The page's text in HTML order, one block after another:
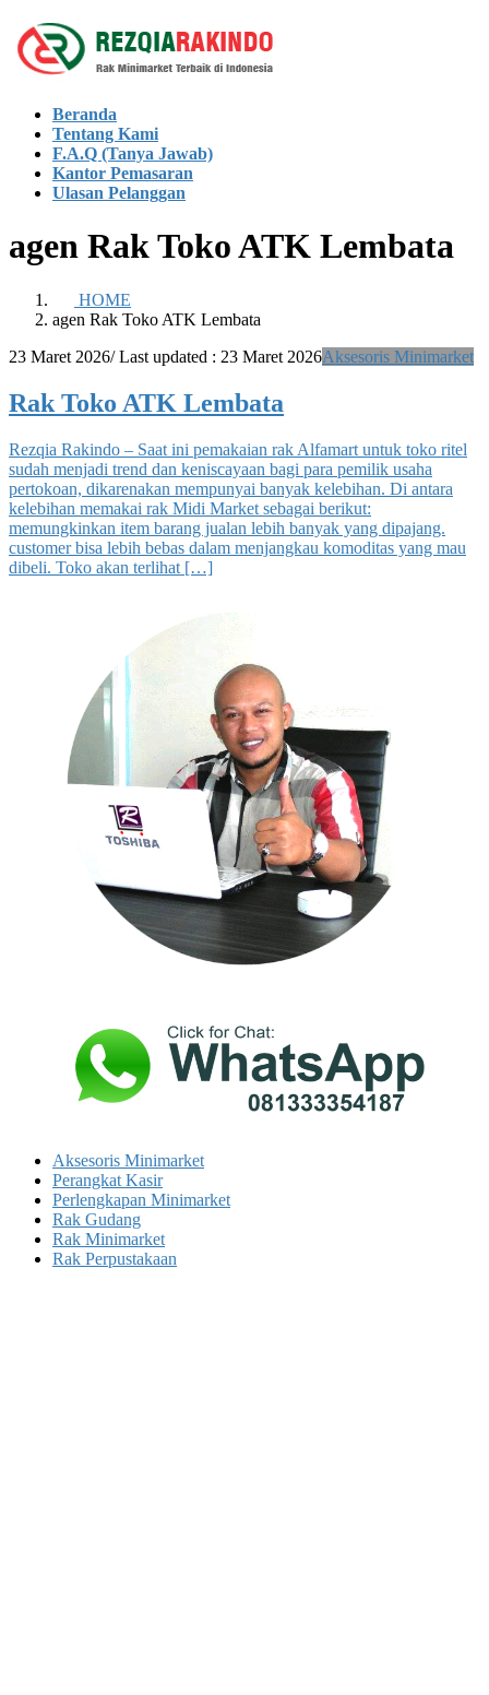
Skip
to
the
Skip
to
the
Beranda
Tentang Kami
F.A.Q (Tanya Jawab)
Kantor Pemasaran
Ulasan Pelanggan
agen Rak Toko ATK Lembata
HOME
agen Rak Toko ATK Lembata
23 Maret 2026/ Last updated : 23 Maret 2026Aksesoris Minimarket
Rak Toko ATK Lembata
Rezqia Rakindo – Saat ini pemakaian rak Alfamart untuk toko ritel
sudah menjadi trend dan keniscayaan bagi para pemilik usaha
pertokoan, dikarenakan mempunyai banyak kelebihan. Di antara
kelebihan memakai rak Midi Market sebagai berikut:
memungkinkan item barang jualan lebih banyak yang dipajang.
customer bisa lebih bebas dalam menjangkau komoditas yang mau
dibeli. Toko akan terlihat […]
Aksesoris Minimarket
Perangkat Kasir
Perlengkapan Minimarket
Rak Gudang
Rak Minimarket
Rak Perpustakaan